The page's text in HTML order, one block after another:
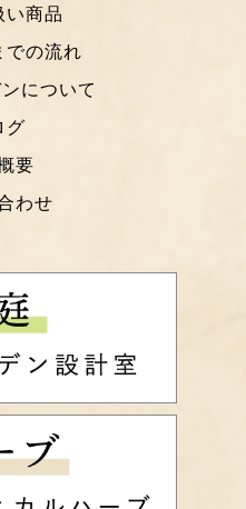
い商品
での流れ
について
グ
要
わせ